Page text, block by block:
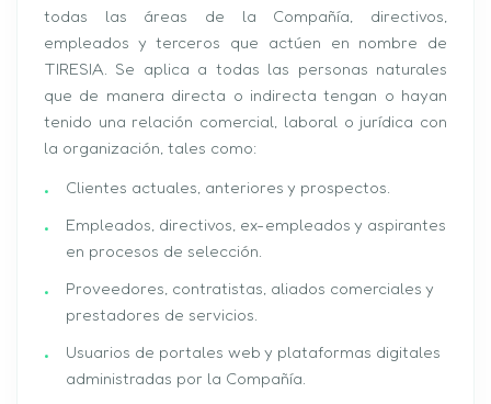
todas las áreas de la Compañía, directivos,
empleados y terceros que actúen en nombre de
TIRESIA. Se aplica a todas las personas naturales
que de manera directa o indirecta tengan o hayan
tenido una relación comercial, laboral o jurídica con
la organización, tales como:
Clientes actuales, anteriores y prospectos.
Empleados, directivos, ex-empleados y aspirantes
en procesos de selección.
Proveedores, contratistas, aliados comerciales y
prestadores de servicios.
Usuarios de portales web y plataformas digitales
administradas por la Compañía.